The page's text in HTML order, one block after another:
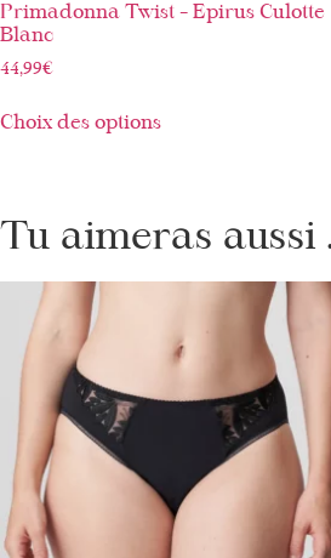
Primadonna Twist – Epirus Culotte
Blanc
44,99€
Choix des options
Tu aimeras aussi